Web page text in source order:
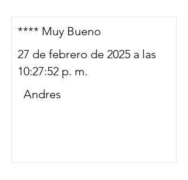
**** Muy Bueno
27 de febrero de 2025 a las
10:27:52 p. m.
Andres